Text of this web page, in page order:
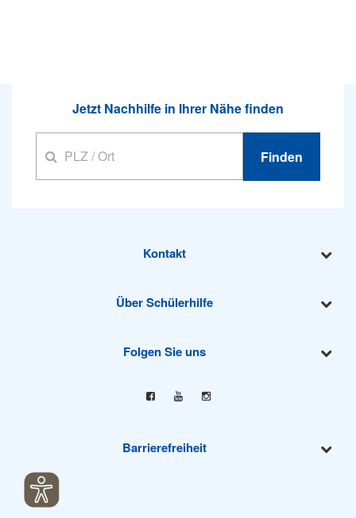
Jetzt Nachhilfe in Ihrer Nähe finden
Finden
Kontakt
Über Schülerhilfe
Folgen Sie uns
FacebookYouTubeInstagram
Barrierefreiheit